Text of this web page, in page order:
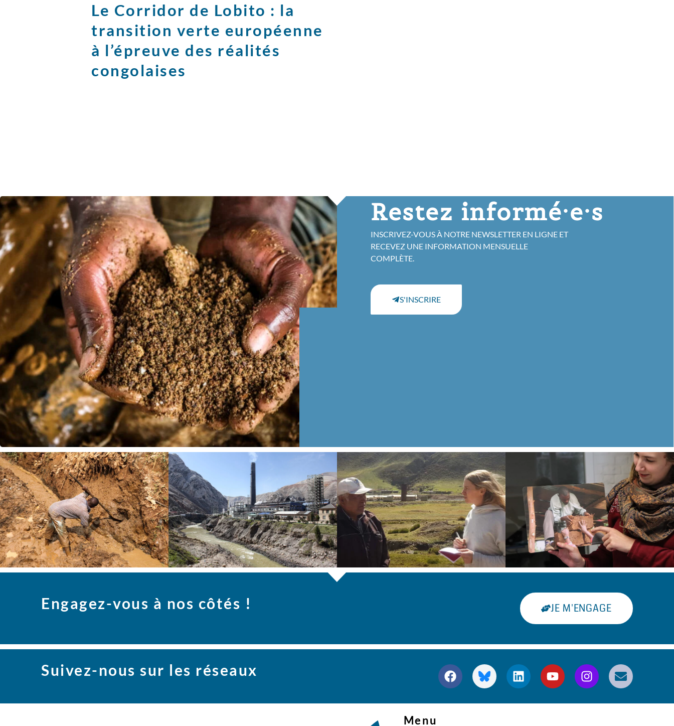
Le Corridor de Lobito : la
transition verte européenne
à l’épreuve des réalités
congolaises
Restez informé·e·s
INSCRIVEZ-VOUS À NOTRE NEWSLETTER EN LIGNE ET
RECEVEZ UNE INFORMATION MENSUELLE
COMPLÈTE.
S'INSCRIRE
Engagez-vous à nos côtés ! JE M'ENGAGE
Suivez-nous sur les réseaux
Menu